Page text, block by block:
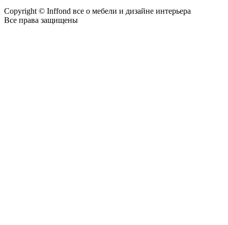
Copyright © Inffond все о мебели и дизайне интерьера
Все права защищены